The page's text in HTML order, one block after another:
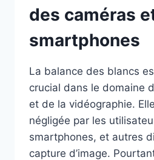
des caméras
smartphones
La balance des blancs
crucial dans le domaine
et de la vidéographie.
négligée par les
smartphones, et autres
capture d’image.